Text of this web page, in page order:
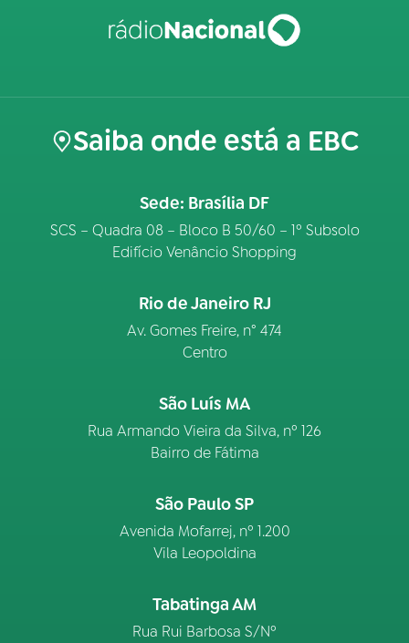
Saiba onde está a EBC
Sede: Brasília DF
SCS – Quadra 08 – Bloco B 50/60 – 1º Subsolo
Edifício Venâncio Shopping
Rio de Janeiro RJ
Av. Gomes Freire, n° 474
Centro
São Luís MA
Rua Armando Vieira da Silva, nº 126
Bairro de Fátima
São Paulo SP
Avenida Mofarrej, nº 1.200
Vila Leopoldina
Tabatinga AM
Rua Rui Barbosa S/Nº